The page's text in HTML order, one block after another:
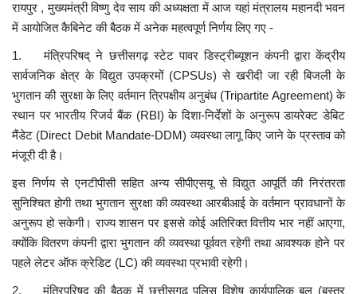
धर्म
मनोरंजन
बिजनेस
राशिफल
संपर्क
रायपुर , मुख्यमंत्री विष्णु देव साय की अध्यक्षता में आज यहां मंत्रालय महानदी भवन
में आयोजित कैबिनेट की बैठक में अनेक महत्वपूर्ण निर्णय लिए गए -
1. मंत्रिपरिषद् ने छत्तीसगढ़ स्टेट पावर डिस्ट्रीब्यूशन कंपनी द्वारा केंद्रीय
सार्वजनिक क्षेत्र के विद्युत उपक्रमों (CPSUs) से खरीदी जा रही बिजली के
भुगतान की सुरक्षा के लिए वर्तमान त्रिपक्षीय अनुबंध (Tripartite Agreement) के
स्थान पर भारतीय रिजर्व बैंक (RBI) के दिशा-निर्देशों के अनुरूप डायरेक्ट डेबिट
मैंडेट (Direct Debit Mandate-DDM) व्यवस्था लागू किए जाने के प्रस्ताव को
मंजूरी दी है।
इस निर्णय से एनटीपीसी सहित अन्य सीपीएसयू से विद्युत आपूर्ति की निरंतरता
सुनिश्चित होगी तथा भुगतान सुरक्षा की व्यवस्था आरबीआई के वर्तमान प्रावधानों के
अनुरूप हो सकेगी। राज्य शासन पर इससे कोई अतिरिक्त वित्तीय भार नहीं आएगा,
क्योंकि वितरण कंपनी द्वारा भुगतान की व्यवस्था पूर्ववत रहेगी तथा आवश्यक होने पर
पहले लेटर ऑफ क्रेडिट (LC) की व्यवस्था प्रभावी रहेगी।
2. मंत्रिपरिषद की बैठक में छत्तीसगढ़ पुलिस विशेष कार्यपालिक बल (बस्तर